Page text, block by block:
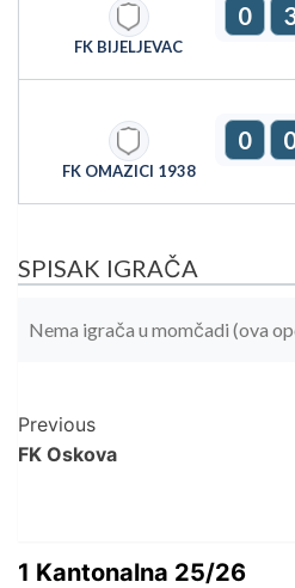
FK BIJELJEVAC
0
FK OMAZICI 1938
0
SPISAK IGRAČA
Nema igrača u momčadi (ova
Post
Navigation
Previous
FK Oskova
1 Kantonalna 25/26